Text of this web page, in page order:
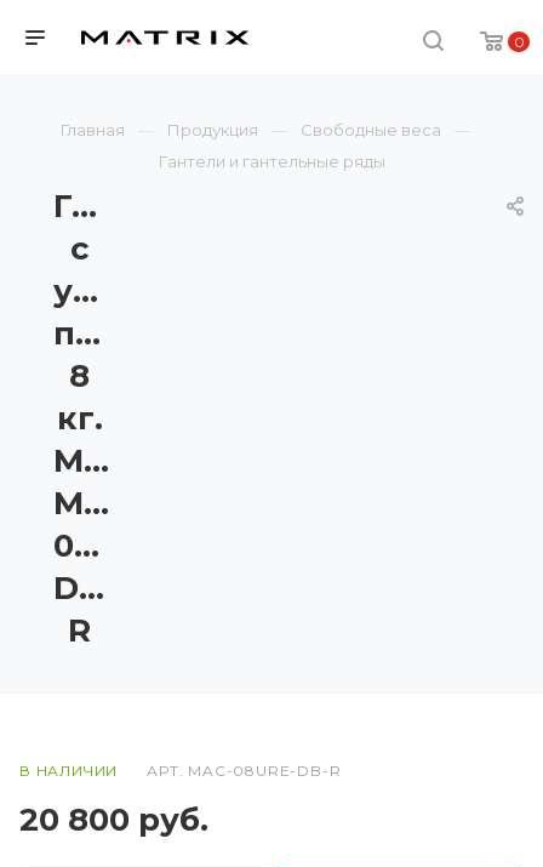
0
Главная Продукция
Свободные веса
Гантели и гантельные ряды
Гантели
с
уретановым
покрытием,
8
кг.
Matrix
MAC-
08URE-
DB-
R
В НАЛИЧИИ АРТ. MAC-08URE-DB-R
20 800 руб.